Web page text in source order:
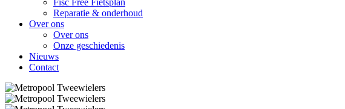
Fisc Free Fietsplan
Reparatie & onderhoud
Over ons
Over ons
Onze geschiedenis
Nieuws
Contact